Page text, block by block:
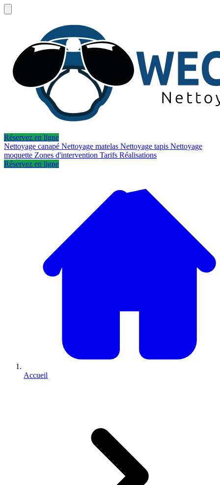
Réservez en ligne
Nettoyage canapé Nettoyage matelas Nettoyage tapis Nettoyage
moquette Zones d'intervention Tarifs Réalisations
Réservez en ligne
Accueil